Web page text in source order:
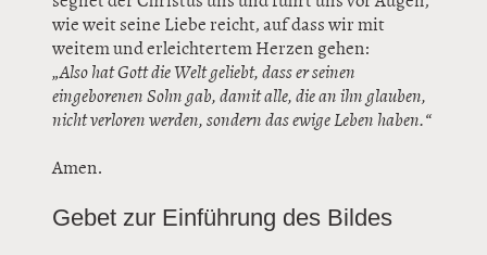
wie weit seine Liebe reicht, auf dass wir mit
weitem und erleichtertem Herzen gehen:
„Also hat Gott die Welt geliebt, dass er seinen
eingeborenen Sohn gab, damit alle, die an ihn glauben,
nicht verloren werden, sondern das ewige Leben haben.“
Amen.
Gebet zur Einführung des Bildes